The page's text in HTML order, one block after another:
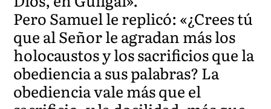
Pero Samuel le replicó: «¿Crees tú
que al Señor le agradan más los
holocaustos y los sacrificios que la
obediencia a sus palabras? La
obediencia vale más que el